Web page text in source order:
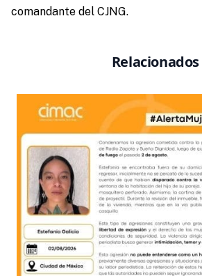
comandante del CJNG.
Relacionados